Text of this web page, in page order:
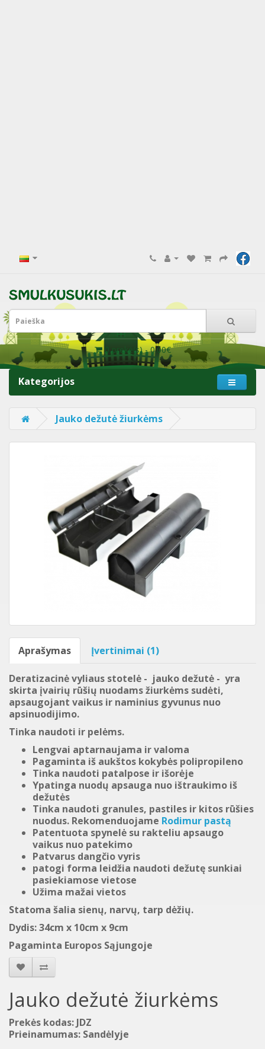
0 prekė(s) - 0.00€
Kategorijos
Jauko dežutė žiurkėms
Aprašymas Įvertinimai (1)
Deratizacinė vyliaus stotelė - jauko dežutė - yra
skirta įvairių rūšių nuodams žiurkėms sudėti,
apsaugojant vaikus ir naminius gyvunus nuo
apsinuodijimo.
Tinka naudoti ir pelėms.
Lengvai aptarnaujama ir valoma
Pagaminta iš aukštos kokybės polipropileno
Tinka naudoti patalpose ir išorėje
Ypatinga nuodų apsauga nuo ištraukimo iš
dežutės
Tinka naudoti granules, pastiles ir kitos rūšies
nuodus. Rekomenduojame Rodimur pastą
Patentuota spynelė su rakteliu apsaugo
vaikus nuo patekimo
Patvarus dangčio vyris
patogi forma leidžia naudoti dežutę sunkiai
pasiekiamose vietose
Užima mažai vietos
Statoma šalia sienų, narvų, tarp dėžių.
Dydis: 34cm x 10cm x 9cm
Pagaminta Europos Sąjungoje
Jauko dežutė žiurkėms
Prekės kodas: JDZ
Prieinamumas: Sandėlyje